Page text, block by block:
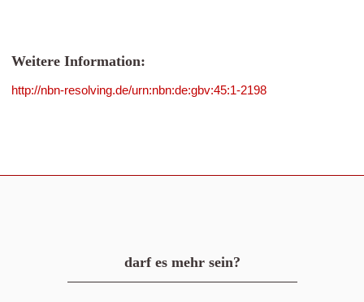
Weitere Information:
http://nbn-resolving.de/urn:nbn:de:gbv:45:1-2198
darf es mehr sein?